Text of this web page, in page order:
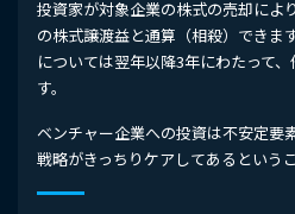
投資家が対象企業の株式の売却によ
の株式譲渡益と通算（相殺）できま
については翌年以降3年にわたって
す。
ベンチャー企業への投資は不安定要
戦略がきっちりケアしてあるという